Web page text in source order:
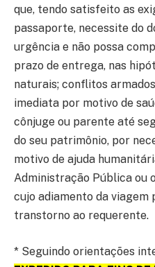
que, tendo satisfeito as
passaporte, necessite do
urgência e não possa
prazo de entrega, nas
naturais; conflitos
imediata por motivo de
cônjuge ou parente até
do seu patrimônio, por
motivo de ajuda
Administração Pública ou
cujo adiamento da
transtorno ao requerente.
* Seguindo orientações